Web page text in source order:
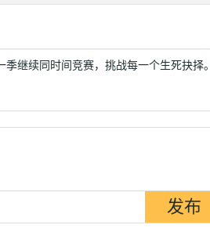
继续同时间竞赛，挑战每一个生死抉择。